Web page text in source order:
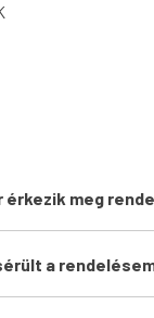
érkezik meg
a